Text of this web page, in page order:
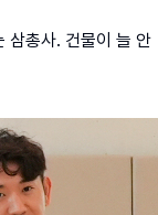
삼총사. 건물이 늘 안